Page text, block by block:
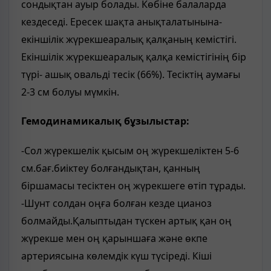
сондықтан ауыр болады. Көбіне балаларда
кездеседі. Ересек шақта анықталатынына-
екіншілік жүрекшеаралық қалқаның кемістігі.
Екіншілік жүрекшеаралық қалқа кемістігінің бір
түрі- ашық овальді тесік (66%). Тесіктің аумағы
2-3 см болуы мүмкін.
Гемодинамикалық бұзылыстар:
-Сол жүрекшелік қысым оң жүрекшеліктен 5-6
см.бағ.биіктеу болғандықтан, қанның
біршамасы тесіктен оң жүрекшеге өтіп тұрады.
-Шунт солдан оңға болған кезде цианоз
болмайды.Қалыптыдан түскен артық қан оң
жүрекше мен оң қарыншаға және өкпе
артериясына көлемдік күш түсіреді. Кіші